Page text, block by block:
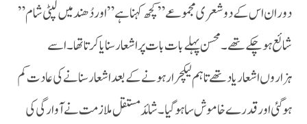
دوران اس کے دو شعری مجموعے ” کچھ کہنا ہے” اور دُھند میں لپٹی شام”
شائع ہو چکے تھے۔ محسن پہلے بات بات پر اشعار سنایا کرتا تھا۔ اسے
ہزاروں اشعار یاد تھے تاہم لیکچرار ہونے کے بعد اشعار سنانے کی عادت کم
ہوگئی اور قدرے خاموش سا ہو گیا۔ شائد مستقل ملازمت نے آوارگی کی